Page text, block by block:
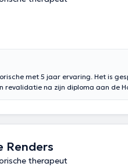
met 5 jaar ervaring. Het is
revalidatie na zijn diploma aan de
Renders
therapeut